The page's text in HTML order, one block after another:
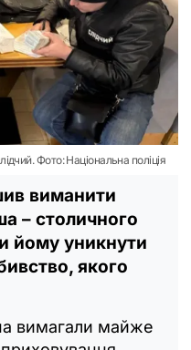
Фото: Національна поліція
виманити
– столичного
йому уникнути
якого
вимагали майже